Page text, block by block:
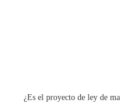
¿Es el proyecto de ley de